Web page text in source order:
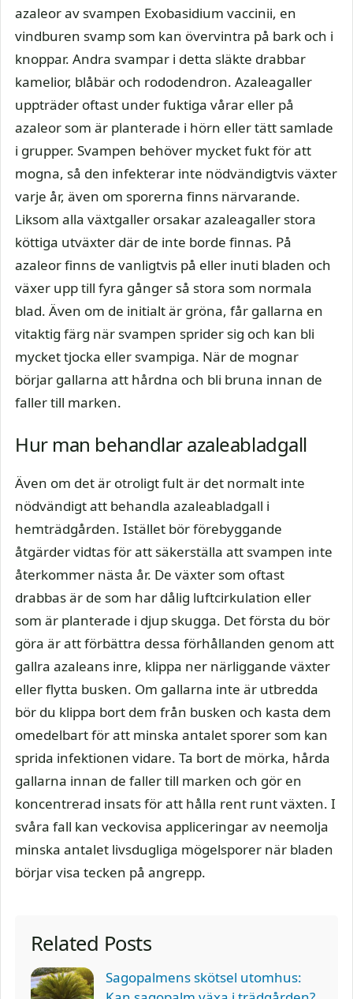
azaleor av svampen Exobasidium vaccinii, en
vindburen svamp som kan övervintra på bark och i
knoppar. Andra svampar i detta släkte drabbar
kamelior, blåbär och rododendron. Azaleagaller
uppträder oftast under fuktiga vårar eller på
azaleor som är planterade i hörn eller tätt samlade
i grupper. Svampen behöver mycket fukt för att
mogna, så den infekterar inte nödvändigtvis växter
varje år, även om sporerna finns närvarande.
Liksom alla växtgaller orsakar azaleagaller stora
köttiga utväxter där de inte borde finnas. På
azaleor finns de vanligtvis på eller inuti bladen och
växer upp till fyra gånger så stora som normala
blad. Även om de initialt är gröna, får gallarna en
vitaktig färg när svampen sprider sig och kan bli
mycket tjocka eller svampiga. När de mognar
börjar gallarna att hårdna och bli bruna innan de
faller till marken.
Hur man behandlar azaleabladgall
Även om det är otroligt fult är det normalt inte
nödvändigt att behandla azaleabladgall i
hemträdgården. Istället bör förebyggande
åtgärder vidtas för att säkerställa att svampen inte
återkommer nästa år. De växter som oftast
drabbas är de som har dålig luftcirkulation eller
som är planterade i djup skugga. Det första du bör
göra är att förbättra dessa förhållanden genom att
gallra azaleans inre, klippa ner närliggande växter
eller flytta busken. Om gallarna inte är utbredda
bör du klippa bort dem från busken och kasta dem
omedelbart för att minska antalet sporer som kan
sprida infektionen vidare. Ta bort de mörka, hårda
gallarna innan de faller till marken och gör en
koncentrerad insats för att hålla rent runt växten. I
svåra fall kan veckovisa appliceringar av neemolja
minska antalet livsdugliga mögelsporer när bladen
börjar visa tecken på angrepp.
Related Posts
Sagopalmens skötsel utomhus: